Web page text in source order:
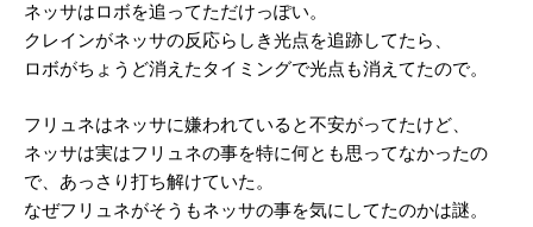
ネッサはロボを追ってただけっぽい。
クレインがネッサの反応らしき光点を追跡してたら、
ロボがちょうど消えたタイミングで光点も消えてたので。
フリュネはネッサに嫌われていると不安がってたけど、
ネッサは実はフリュネの事を特に何とも思ってなかったの
で、あっさり打ち解けていた。
なぜフリュネがそうもネッサの事を気にしてたのかは謎。